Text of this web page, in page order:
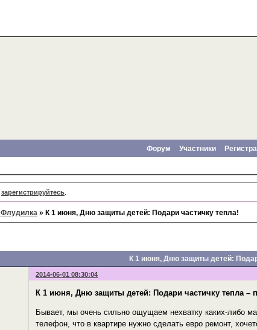
Форум Участники
зарегистрируйтесь.
Флудилка » К 1 июня, Дню защиты детей: Подари частичку тепла!
К 1 июня, Дню защиты детей:
2014-06-01 08:30:04
К 1 июня, Дню защиты детей: Подари частичку тепла –
Бывает, мы очень сильно ощущаем нехватку каких-либо
телефон, что в квартире нужно сделать евро ремонт,